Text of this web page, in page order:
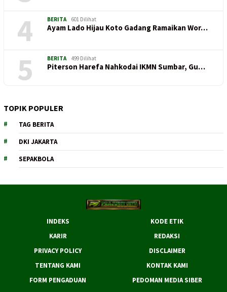
4 BERITA 601 Dilihat
Ayam Lado Hijau Koto Gadang Ramaikan Wor…
5 BERITA 499 Dilihat
Piterson Harefa Nahkodai IKMN Sumbar, Gu…
TOPIK POPULER
TAG BERITA
DKI JAKARTA
SEPAKBOLA
INDEKS
KODE ETIK
KARIR
REDAKSI
PRIVACY POLICY
DISCLAIMER
TENTANG KAMI
KONTAK KAMI
FORM PENGADUAN
PEDOMAN MEDIA SIBER